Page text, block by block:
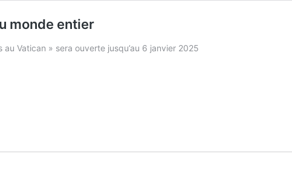
monde entier
au Vatican » sera ouverte jusqu’au 6 janvier 2025